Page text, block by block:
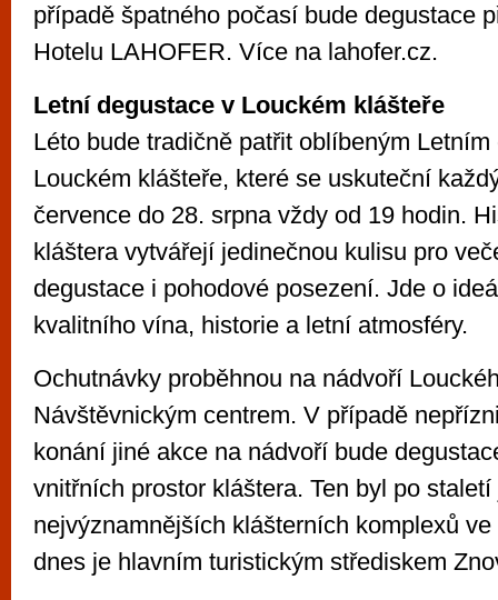
případě špatného počasí bude degustace
Hotelu LAHOFER. Více na lahofer.cz.
Letní degustace v Louckém klášteře
Léto bude tradičně patřit oblíbeným
Louckém klášteře, které se uskuteční
července do 28. srpna vždy od 19 hodin.
kláštera vytvářejí jedinečnou kulisu pro
degustace i pohodové posezení. Jde o
kvalitního vína, historie a letní atmosféry.
Ochutnávky proběhnou na nádvoří
Návštěvnickým centrem. V případě
konání jiné akce na nádvoří bude
vnitřních prostor kláštera. Ten byl po
nejvýznamnějších klášterních komplexů
dnes je hlavním turistickým střediskem